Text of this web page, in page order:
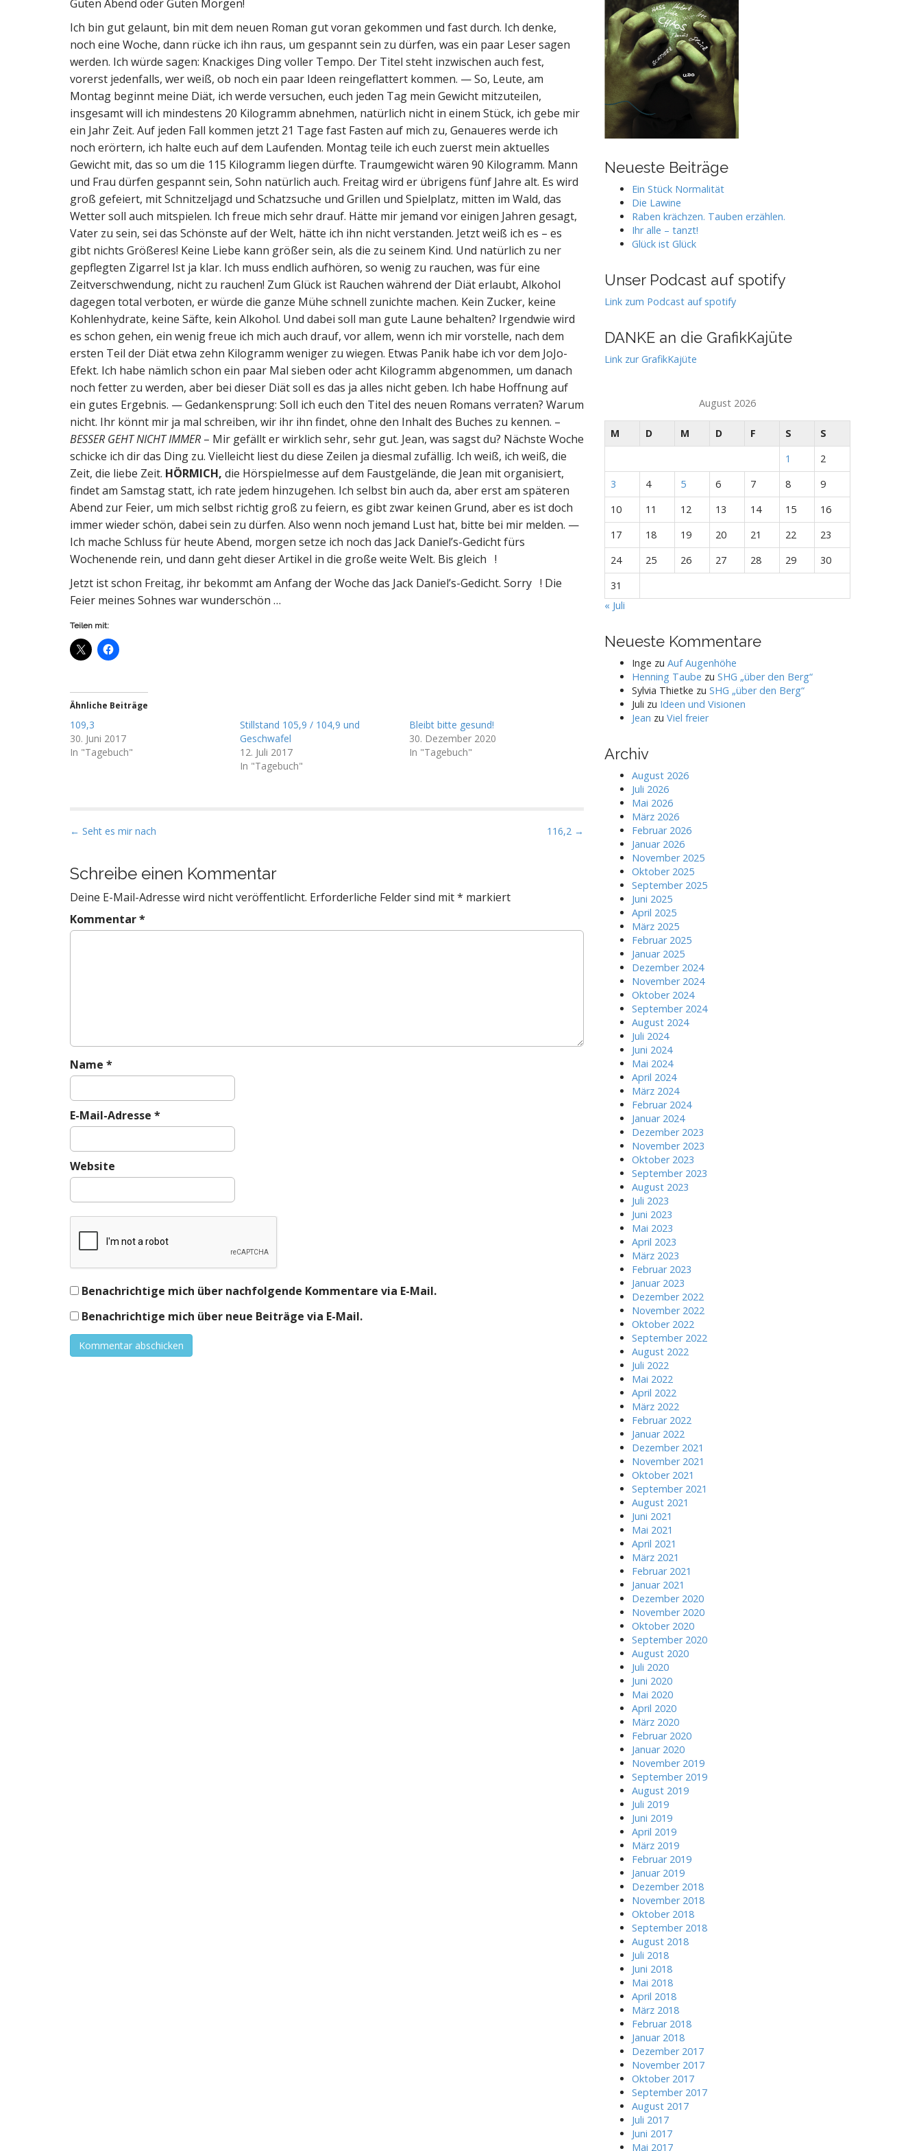
Guten Abend oder Guten Morgen!
Ich bin gut gelaunt, bin mit dem neuen Roman gut voran gekommen und fast durch. Ich denke,
noch eine Woche, dann rücke ich ihn raus, um gespannt sein zu dürfen, was ein paar Leser sagen
werden. Ich würde sagen: Knackiges Ding voller Tempo. Der Titel steht inzwischen auch fest,
vorerst jedenfalls, wer weiß, ob noch ein paar Ideen reingeflattert kommen. — So, Leute, am
Montag beginnt meine Diät, ich werde versuchen, euch jeden Tag mein Gewicht mitzuteilen,
insgesamt will ich mindestens 20 Kilogramm abnehmen, natürlich nicht in einem Stück, ich gebe mir
ein Jahr Zeit. Auf jeden Fall kommen jetzt 21 Tage fast Fasten auf mich zu, Genaueres werde ich
noch erörtern, ich halte euch auf dem Laufenden. Montag teile ich euch zuerst mein aktuelles
Gewicht mit, das so um die 115 Kilogramm liegen dürfte. Traumgewicht wären 90 Kilogramm. Mann
und Frau dürfen gespannt sein, Sohn natürlich auch. Freitag wird er übrigens fünf Jahre alt. Es wird
groß gefeiert, mit Schnitzeljagd und Schatzsuche und Grillen und Spielplatz, mitten im Wald, das
Wetter soll auch mitspielen. Ich freue mich sehr drauf. Hätte mir jemand vor einigen Jahren gesagt,
Vater zu sein, sei das Schönste auf der Welt, hätte ich ihn nicht verstanden. Jetzt weiß ich es – es
gibt nichts Größeres! Keine Liebe kann größer sein, als die zu seinem Kind. Und natürlich zu ner
gepflegten Zigarre! Ist ja klar. Ich muss endlich aufhören, so wenig zu rauchen, was für eine
Zeitverschwendung, nicht zu rauchen! Zum Glück ist Rauchen während der Diät erlaubt, Alkohol
dagegen total verboten, er würde die ganze Mühe schnell zunichte machen. Kein Zucker, keine
Kohlenhydrate, keine Säfte, kein Alkohol. Und dabei soll man gute Laune behalten? Irgendwie wird
es schon gehen, ein wenig freue ich mich auch drauf, vor allem, wenn ich mir vorstelle, nach dem
ersten Teil der Diät etwa zehn Kilogramm weniger zu wiegen. Etwas Panik habe ich vor dem JoJo-
Efekt. Ich habe nämlich schon ein paar Mal sieben oder acht Kilogramm abgenommen, um danach
noch fetter zu werden, aber bei dieser Diät soll es das ja alles nicht geben. Ich habe Hoffnung auf
ein gutes Ergebnis. — Gedankensprung: Soll ich euch den Titel des neuen Romans verraten? Warum
nicht. Ihr könnt mir ja mal schreiben, wir ihr ihn findet, ohne den Inhalt des Buches zu kennen. –
BESSER GEHT NICHT IMMER – Mir gefällt er wirklich sehr, sehr gut. Jean, was sagst du? Nächste Woche
schicke ich dir das Ding zu. Vielleicht liest du diese Zeilen ja diesmal zufällig. Ich weiß, ich weiß, die
Zeit, die liebe Zeit. HÖRMICH, die Hörspielmesse auf dem Faustgelände, die Jean mit organisiert,
findet am Samstag statt, ich rate jedem hinzugehen. Ich selbst bin auch da, aber erst am späteren
Abend zur Feier, um mich selbst richtig groß zu feiern, es gibt zwar keinen Grund, aber es ist doch
immer wieder schön, dabei sein zu dürfen. Also wenn noch jemand Lust hat, bitte bei mir melden. —
Ich mache Schluss für heute Abend, morgen setze ich noch das Jack Daniel’s-Gedicht fürs
Wochenende rein, und dann geht dieser Artikel in die große weite Welt. Bis gleich !
Jetzt ist schon Freitag, ihr bekommt am Anfang der Woche das Jack Daniel’s-Gedicht. Sorry ! Die
Feier meines Sohnes war wunderschön …
Teilen mit:
Ähnliche Beiträge
109,3
30. Juni 2017
In "Tagebuch"
Stillstand 105,9 / 104,9 und
Geschwafel
12. Juli 2017
In "Tagebuch"
Bleibt bitte gesund!
30. Dezember 2020
In "Tagebuch"
P
s
t
n
a
v
o
n
← Seht es mir nach 116,2 →
Schreibe einen Kommentar
Deine E-Mail-Adresse wird nicht veröffentlicht. Erforderliche Felder sind mit* markiert
Kommentar*
Name *
E-Mail-Adresse *
Website
Benachrichtige mich über nachfolgende Kommentare via E-Mail.
Benachrichtige mich über neue Beiträge via E-Mail.
Neueste Beiträge
Ein Stück Normalität
Die Lawine
Raben krächzen. Tauben erzählen.
Ihr alle – tanzt!
Glück ist Glück
Unser Podcast auf spotify
Link zum Podcast auf spotify
DANKE an die GrafikKajüte
Link zur GrafikKajüte
August 2026
M D M D F S
S
1
2
3
4 5 6 7 8
9
10
11 12 13 14 15
16
17
18 19 20 21 22
23
24
25 26 27 28 29
30
31
« Juli
Neueste Kommentare
Inge zu Auf Augenhöhe
Henning Taube zu SHG „über den Berg“
Sylvia Thietke zu SHG „über den Berg“
Juli zu Ideen und Visionen
Jean zu Viel freier
Archiv
August 2026
Juli 2026
Mai 2026
März 2026
Februar 2026
Januar 2026
November 2025
Oktober 2025
September 2025
Juni 2025
April 2025
März 2025
Februar 2025
Januar 2025
Dezember 2024
November 2024
Oktober 2024
September 2024
August 2024
Juli 2024
Juni 2024
Mai 2024
April 2024
März 2024
Februar 2024
Januar 2024
Dezember 2023
November 2023
Oktober 2023
September 2023
August 2023
Juli 2023
Juni 2023
Mai 2023
April 2023
März 2023
Februar 2023
Januar 2023
Dezember 2022
November 2022
Oktober 2022
September 2022
August 2022
Juli 2022
Mai 2022
April 2022
März 2022
Februar 2022
Januar 2022
Dezember 2021
November 2021
Oktober 2021
September 2021
August 2021
Juni 2021
Mai 2021
April 2021
März 2021
Februar 2021
Januar 2021
Dezember 2020
November 2020
Oktober 2020
September 2020
August 2020
Juli 2020
Juni 2020
Mai 2020
April 2020
März 2020
Februar 2020
Januar 2020
November 2019
September 2019
August 2019
Juli 2019
Juni 2019
April 2019
März 2019
Februar 2019
Januar 2019
Dezember 2018
November 2018
Oktober 2018
September 2018
August 2018
Juli 2018
Juni 2018
Mai 2018
April 2018
März 2018
Februar 2018
Januar 2018
Dezember 2017
November 2017
Oktober 2017
September 2017
August 2017
Juli 2017
Juni 2017
Mai 2017